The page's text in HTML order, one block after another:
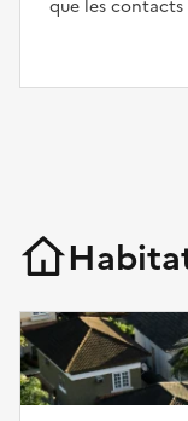
que les